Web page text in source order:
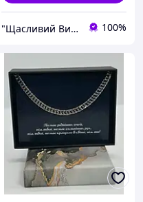
"Щасливий Випадок" - Інтернет-магазин парних прикрас і ланцюжків 100%